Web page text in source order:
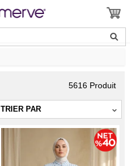
5616 Produit